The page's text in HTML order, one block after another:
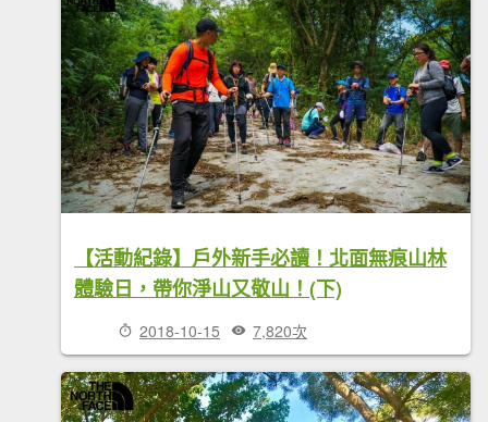
【活動紀錄】戶外新手必讀！北面無痕山林
體驗日，帶你淨山又敬山！(下)
2018-10-15 7,820次